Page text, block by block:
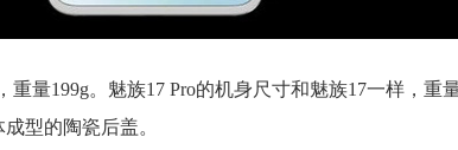
重量199g。魅族17 Pro的机身尺寸和魅族17一样，重
型的陶瓷后盖。